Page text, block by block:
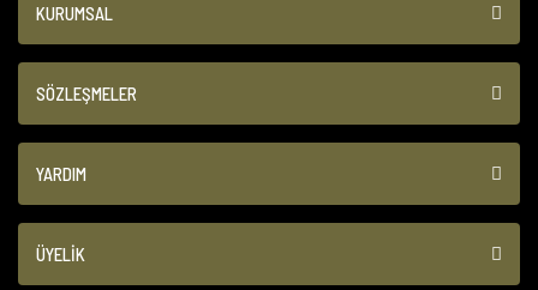
KURUMSAL
SÖZLEŞMELER
YARDIM
ÜYELİK